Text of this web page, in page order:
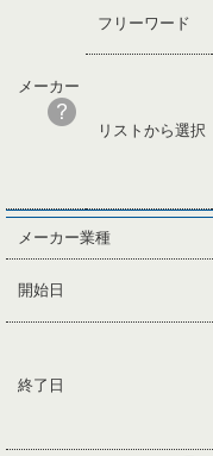
メーカー
フリーワード
リストから選択
メーカー業種
開始日
終了日